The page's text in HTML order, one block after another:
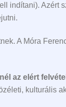
indítani). Azért
A Móra
az elért
kulturális